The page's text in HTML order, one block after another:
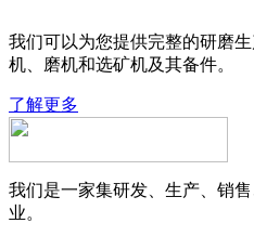
我们可以为您提供完整的研磨
机、磨机和选矿机及其备件。
了解更多
我们是一家集研发、生产、销
业。